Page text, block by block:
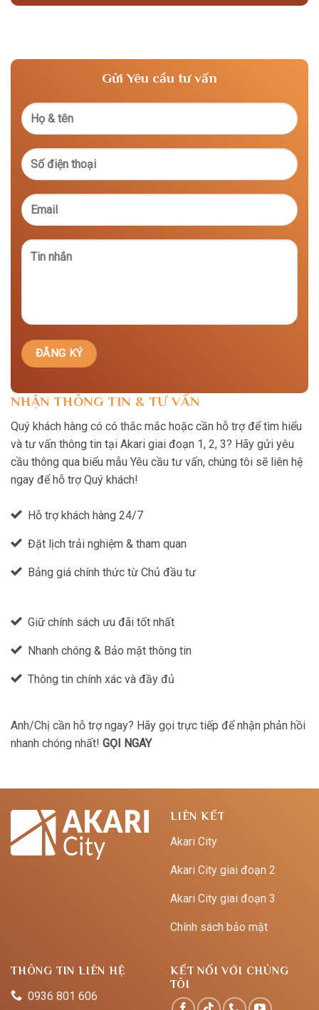
Gửi Yêu cầu tư vấn
NHẬN THÔNG TIN & TƯ VẤN
Quý khách hàng có có thắc mắc hoặc cần hỗ trợ để tìm hiểu
và tư vấn thông tin tại Akari giai đoạn 1, 2, 3? Hãy gửi yêu
cầu thông qua biểu mẫu Yêu cầu tư vấn, chúng tôi sẽ liên hệ
ngay để hỗ trợ Quý khách!
Hỗ trợ khách hàng 24/7
Đặt lịch trải nghiệm & tham quan
Bảng giá chính thức từ Chủ đầu tư
Giữ chính sách ưu đãi tốt nhất
Nhanh chóng & Bảo mật thông tin
Thông tin chính xác và đầy đủ
Anh/Chị cần hỗ trợ ngay? Hãy gọi trực tiếp để nhận phản hồi
nhanh chóng nhất! GỌI NGAY
LIÊN KẾT
Akari City
Akari City giai đoạn 2
Akari City giai đoạn 3
Chính sách bảo mật
THÔNG TIN LIÊN HỆ
0936 801 606
KẾT NỐI VỚI CHÚNG
TÔI